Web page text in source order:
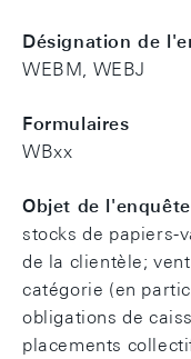
Désignation de
WEBM, WEBJ
Formulaires
WBxx
Objet de l'enquête
stocks de papiers-
de la clientèle;
catégorie (en
obligations de
placements